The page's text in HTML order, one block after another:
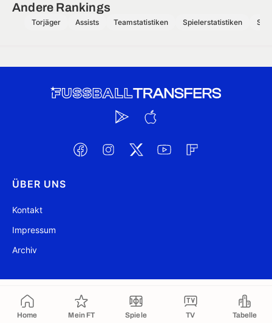
Home Mein FT Spiele TV Tabelle
Andere Rankings
Torjäger Assists Teamstatistiken Spielerstatistiken
ÜBER UNS
Kontakt
Impressum
Archiv
In die Zwischenablage kopiert